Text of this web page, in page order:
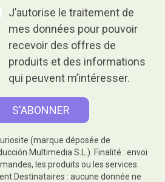
J’autorise le traitement de
mes données pour pouvoir
recevoir des offres de
produits et des informations
qui peuvent m’intéresser.
(marque déposée de
Multimedia S.L.). Finalité : envoi
les produits ou les services.
: aucune donnée ne